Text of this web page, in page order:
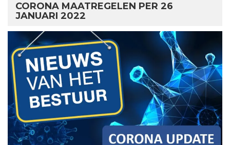
CORONA MAATREGELEN PER 26
JANUARI 2022